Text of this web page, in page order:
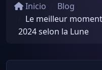
Inicio
Blog
Le meilleur
2024 selon la Lune